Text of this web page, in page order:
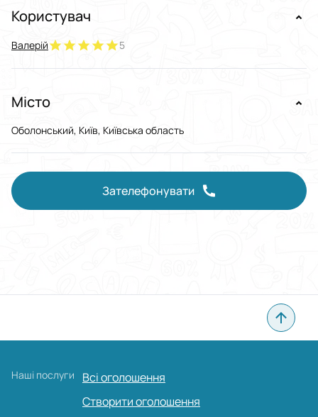
Користувач
Валерій 5
Місто
Оболонський, Київ, Київська область
Зателефонувати
Наші послуги
Всі оголошення
Створити оголошення